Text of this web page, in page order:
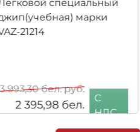
Легковой вагон
VOLKSWAGEN
CARAVELLE, 2001 г.в.№
№7500860
16 032,00бел.
руб.